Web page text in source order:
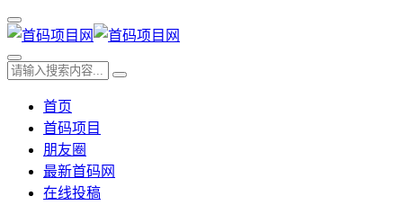
首页
首码项目
朋友圈
最新首码网
在线投稿